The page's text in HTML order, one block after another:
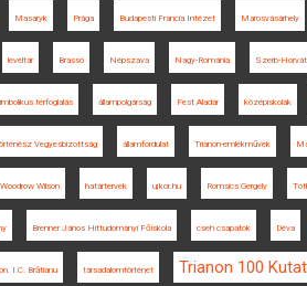
Masaryk Prága Budapesti Francia Intézet Marosvásárhely
levéltár Brassó Népszava Nagy-Románia Szerb-
térfoglalás állampolgárság Fest Aladár középiskolák
Vegyesbizottság államfordulat Trianon-emlékművek
Woodrow Wilson határtervek ujkor.hu Romsics Gergely
Brenner János Hittudományi Főiskola cseh csapatok Déva
I.C. Brătianu társadalomtörténet Trianon 100